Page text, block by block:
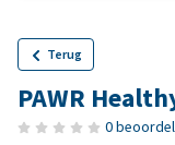
Terug
PAWR
0